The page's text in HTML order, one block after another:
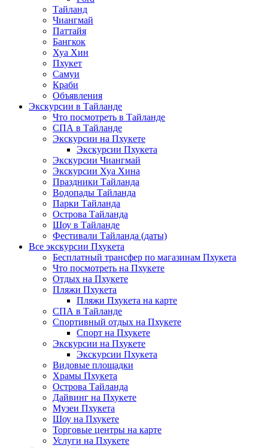
Тайланд
Чиангмай
Паттайя
Бангкок
Хуа Хин
Пхукет
Самуи
Краби
Объявления
Экскурсии в Тайланде
Что посмотреть в Тайланде
СПА в Тайланде
Экскурсии на Пхукете
Экскурсии Пхукета
Экскурсии Чиангмай
Экскурсии Хуа Хина
Праздники Тайланда
Водопады Тайланда
Парки Тайланда
Острова Тайланда
Шоу в Тайланде
Фестивали Тайланда (даты)
Все экскурсии Пхукета
Бесплатный трансфер по магазинам Пхукета
Что посмотреть на Пхукете
Отдых на Пхукете
Пляжи Пхукета
Пляжи Пхукета на карте
СПА в Тайланде
Спортивный отдых на Пхукете
Спорт на Пхукете
Экскурсии на Пхукете
Экскурсии Пхукета
Видовые площадки
Храмы Пхукета
Острова Тайланда
Дайвинг на Пхукете
Музеи Пхукета
Шоу на Пхукете
Торговые центры на карте
Услуги на Пхукете